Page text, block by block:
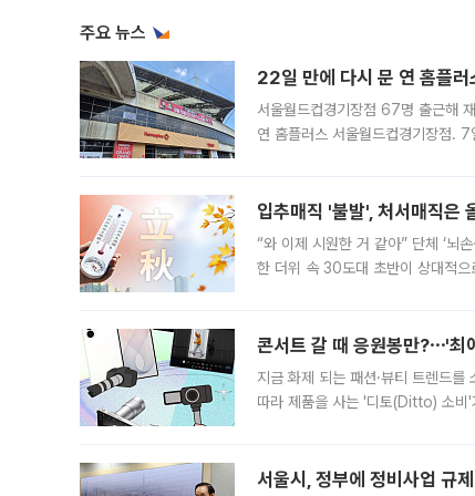
주요 뉴스
22일 만에 다시 문 연 홈플
서울월드컵경기장점 67명 출근해
연 홈플러스 서울월드컵경기장점.
입추매직 '불발', 처서매직은
“와 이제 시원한 거 같아” 단체 ‘뇌
한 더위 속 30도대 초반이 상대적
콘서트 갈 때 응원봉만?⋯'최
지금 화제 되는 패션·뷰티 트렌드
따라 제품을 사는 '디토(Ditto) 소비'
서울시, 정부에 정비사업 규